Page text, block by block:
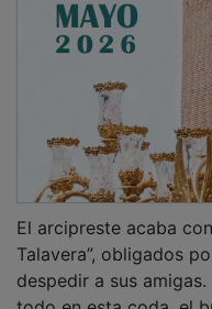
El arcipreste acaba
Talavera”, obligados
despedir a sus